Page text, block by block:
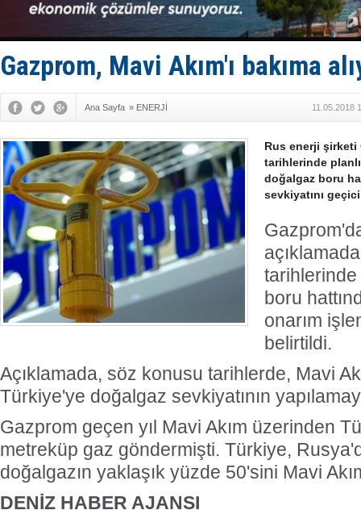
Füze ve
İran
Uzmanlar
Makine
Gazprom, Mavi Akım'ı bakıma
Ana Sayfa » ENERJİ 11.05.2018
Rus enerji şirketi
tarihlerinde planlı
doğalgaz boru
sevkiyatını
tarihlerinde
boru
onarım
belirtildi.
Açıklamada, söz konusu tarihlerde, Mavi
Türkiye'ye doğalgaz sevkiyatının
Gazprom geçen yıl Mavi Akım üzerinden
metreküp gaz göndermişti. Türkiye,
doğalgazın yaklaşık yüzde 50'sini Mavi
DENİZ HABER AJANSI